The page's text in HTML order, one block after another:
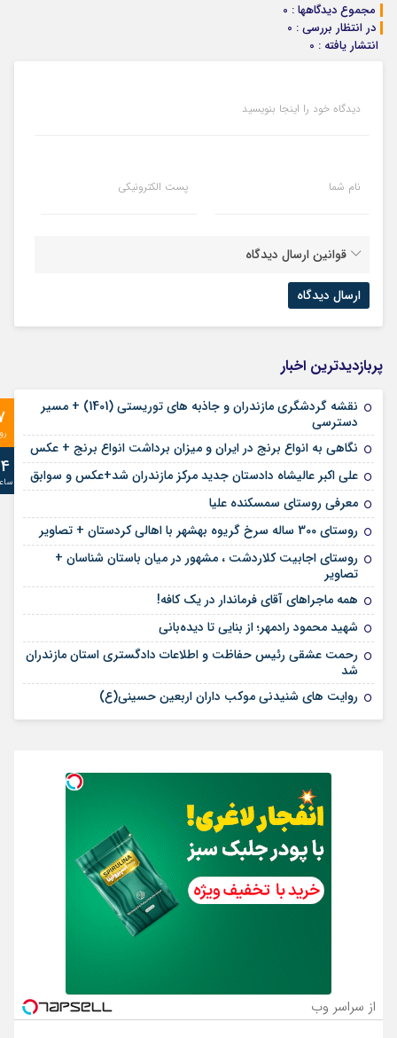
مجموع دیدگاهها : 0
در انتظار بررسی : 0
انتشار یافته : 0
دیدگاه خود را اینجا بنویسید
نام شما پست الکترونیکی
قوانین ارسال دیدگاه
پربازدیدترین اخبار
نقشه گردشگری مازندران و جاذبه های توریستی (1401) + مسیر
دسترسی
نگاهی به انواع برنج در ایران و میزان برداشت انواع برنج + عکس
علی‌ اکبر عالیشاه دادستان جدید مرکز مازندران شد+عکس و سوابق
معرفی روستای سمسکنده علیا
روستای 300 ساله سرخ ‌گریوه بهشهر با اهالی کردستان + تصاویر
روستای اجابیت کلاردشت ، مشهور در میان باستان شناسان +
تصاویر
همه ماجراهای آقای فرماندار در یک کافه!
شهید محمود رادمهر؛ از بنایی تا دیده‌بانی
رحمت عشقی رئیس حفاظت و اطلاعات دادگستری استان مازندران
شد
روایت های شنیدنی موکب داران اربعین حسینی(ع)
از سراسر وب